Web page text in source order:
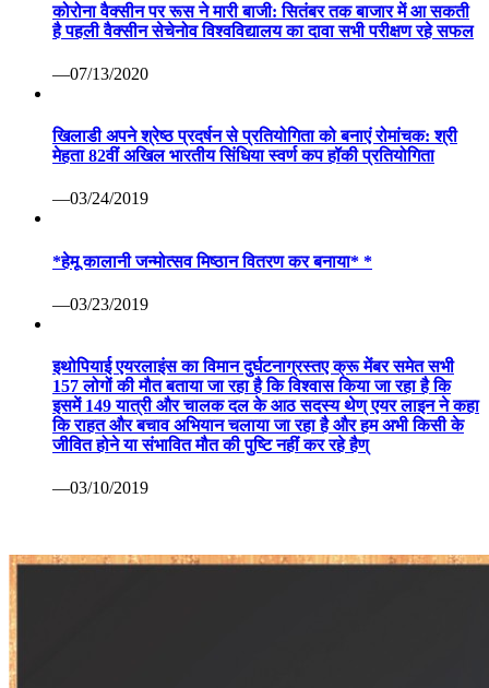
कोरोना वैक्सीन पर रूस ने मारी बाजी: सितंबर तक बाजार में आ सकती
है पहली वैक्सीन सेचेनोव विश्वविद्यालय का दावा सभी परीक्षण रहे सफल
—07/13/2020
खिलाडी अपने श्रेष्ठ प्रदर्षन से प्रतियोगिता को बनाएं रोमांचक: श्री
मेहता 82वीं अखिल भारतीय सिंधिया स्वर्ण कप हॉकी प्रतियोगिता
—03/24/2019
*हेमू कालानी जन्मोत्सव मिष्ठान वितरण कर बनाया* *
—03/23/2019
इथोपियाई एयरलाइंस का विमान दुर्घटनाग्रस्तए क्रू मेंबर समेत सभी
157 लोगों की मौत बताया जा रहा है कि विश्वास किया जा रहा है कि
इसमें 149 यात्री और चालक दल के आठ सदस्य थेण् एयर लाइन ने कहा
कि राहत और बचाव अभियान चलाया जा रहा है और हम अभी किसी के
जीवित होने या संभावित मौत की पुष्टि नहीं कर रहे हैण्
—03/10/2019